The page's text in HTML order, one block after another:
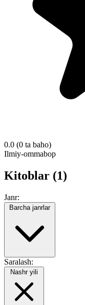
0.0 (0 ta baho)
Ilmiy-ommabop
Kitoblar (1)
Janr:
Barcha janrlar
Saralash:
Nashr yili